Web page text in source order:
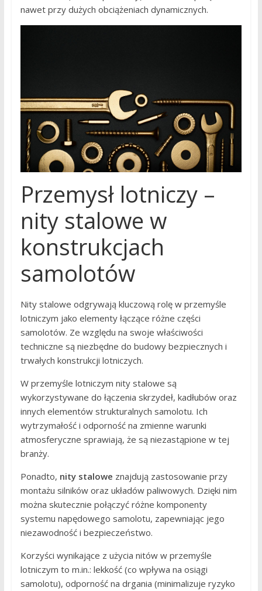
nawet przy dużych obciążeniach dynamicznych.
Przemysł lotniczy –
nity stalowe w
konstrukcjach
samolotów
Nity stalowe odgrywają kluczową rolę w przemyśle
lotniczym jako elementy łączące różne części
samolotów. Ze względu na swoje właściwości
techniczne są niezbędne do budowy bezpiecznych i
trwałych konstrukcji lotniczych.
W przemyśle lotniczym nity stalowe są
wykorzystywane do łączenia skrzydeł, kadłubów oraz
innych elementów strukturalnych samolotu. Ich
wytrzymałość i odporność na zmienne warunki
atmosferyczne sprawiają, że są niezastąpione w tej
branży.
Ponadto, nity stalowe znajdują zastosowanie przy
montażu silników oraz układów paliwowych. Dzięki nim
można skutecznie połączyć różne komponenty
systemu napędowego samolotu, zapewniając jego
niezawodność i bezpieczeństwo.
Korzyści wynikające z użycia nitów w przemyśle
lotniczym to m.in.: lekkość (co wpływa na osiągi
samolotu), odporność na drgania (minimalizuje ryzyko